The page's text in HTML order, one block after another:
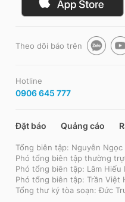
Theo dõi báo trên
Hotline
0906 645 777
Đặt báo Quảng cáo
Tổng biên tập: Nguyễn Ngọc
Phó tổng biên tập thường
Phó tổng biên tập: Lâm Hiếu
Phó tổng biên tập: Trần Việt
Tổng thư ký tòa soạn: Đức